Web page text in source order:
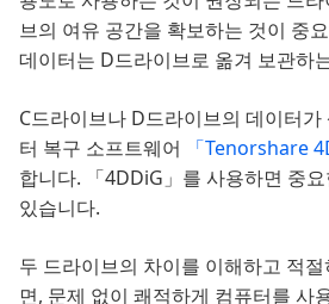
브의 여유 공간을 확보하는 것이 중
데이터는 D드라이브로 옮겨 보관하
C드라이브나 D드라이브의 데이터
터 복구 소프트웨어
「Tenorshare
합니다. 「4DDiG」를 사용하면 중
있습니다.
두 드라이브의 차이를 이해하고 적
면, 문제 없이 쾌적하게 컴퓨터를 사